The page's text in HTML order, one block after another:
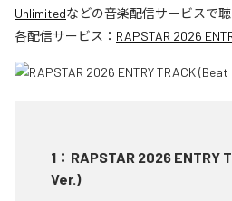
Unlimitedなどの音楽配信サービスで聴
各配信サービス： RAPSTAR 2026
1 ： RAPSTAR 2026 ENTRY
Ver.)